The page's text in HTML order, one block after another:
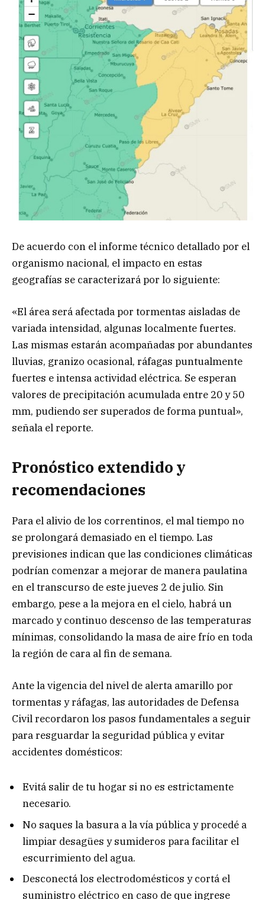
De acuerdo con el informe técnico detallado por el
organismo nacional, el impacto en estas
geografías se caracterizará por lo siguiente:
«El área será afectada por tormentas aisladas de
variada intensidad, algunas localmente fuertes.
Las mismas estarán acompañadas por abundantes
lluvias, granizo ocasional, ráfagas puntualmente
fuertes e intensa actividad eléctrica. Se esperan
valores de precipitación acumulada entre 20 y 50
mm, pudiendo ser superados de forma puntual»,
señala el reporte.
Pronóstico extendido y
recomendaciones
Para el alivio de los correntinos, el mal tiempo no
se prolongará demasiado en el tiempo. Las
previsiones indican que las condiciones climáticas
podrían comenzar a mejorar de manera paulatina
en el transcurso de este jueves 2 de julio. Sin
embargo, pese a la mejora en el cielo, habrá un
marcado y continuo descenso de las temperaturas
mínimas, consolidando la masa de aire frío en toda
la región de cara al fin de semana.
Ante la vigencia del nivel de alerta amarillo por
tormentas y ráfagas, las autoridades de Defensa
Civil recordaron los pasos fundamentales a seguir
para resguardar la seguridad pública y evitar
accidentes domésticos:
Evitá salir de tu hogar si no es estrictamente
necesario.
No saques la basura a la vía pública y procedé a
limpiar desagües y sumideros para facilitar el
escurrimiento del agua.
Desconectá los electrodomésticos y cortá el
suministro eléctrico en caso de que ingrese